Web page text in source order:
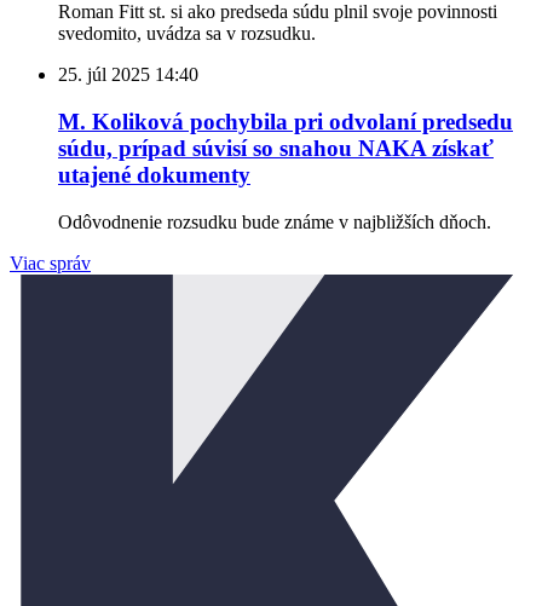
Roman Fitt st. si ako predseda súdu plnil svoje povinnosti
svedomito, uvádza sa v rozsudku.
25. júl 2025 14:40
M. Koliková pochybila pri odvolaní predsedu
súdu, prípad súvisí so snahou NAKA získať
utajené dokumenty
Odôvodnenie rozsudku bude známe v najbližších dňoch.
Viac správ